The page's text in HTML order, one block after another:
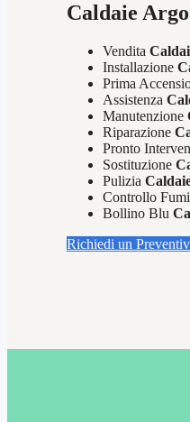
Caldaie Argo
Vendita
Installazione
Prima
Assistenza
Manutenzione
Riparazione
Pronto
Sostituzione
Pulizia
Controllo
Bollino Blu
Richiedi un